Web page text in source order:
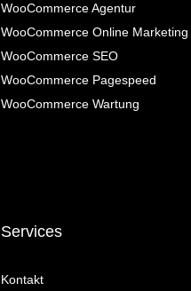
WooCommerce Agentur
WooCommerce Online Marketing
WooCommerce SEO
WooCommerce Pagespeed
WooCommerce Wartung
Services
Kontakt